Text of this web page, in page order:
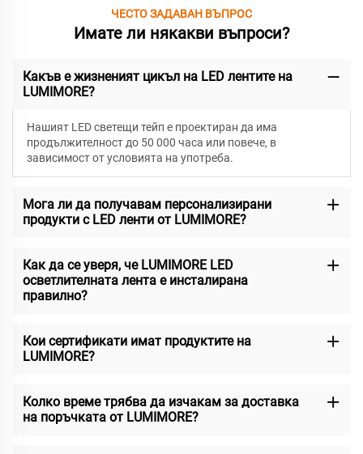
ЧЕСТО ЗАДАВАН ВЪПРОС
Имате ли някакви въпроси?
Какъв е жизненият цикъл на LED лентите на
LUMIMORE?
Нашият LED светещи тейп е проектиран да има
продължителност до 50 000 часа или повече, в
зависимост от условията на употреба.
Мога ли да получавам персонализирани
продукти с LED ленти от LUMIMORE?
Как да се уверя, че LUMIMORE LED
осветлителната лента е инсталирана
правилно?
Кои сертификати имат продуктите на
LUMIMORE?
Колко време трябва да изчакам за доставка
на поръчката от LUMIMORE?